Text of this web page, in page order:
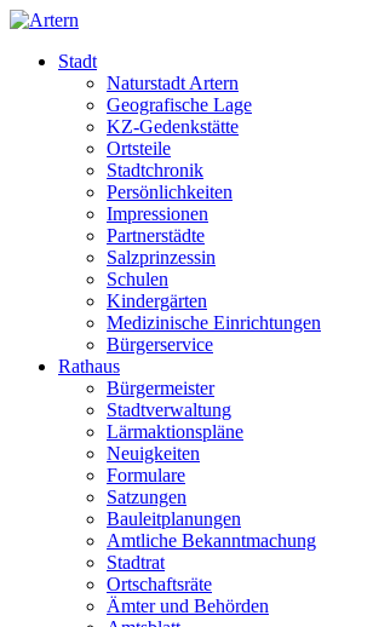
Stadt
Naturstadt Artern
Geografische Lage
KZ-Gedenkstätte
Ortsteile
Stadtchronik
Persönlichkeiten
Impressionen
Partnerstädte
Salzprinzessin
Schulen
Kindergärten
Medizinische Einrichtungen
Bürgerservice
Rathaus
Bürgermeister
Stadtverwaltung
Lärmaktionspläne
Neuigkeiten
Formulare
Satzungen
Bauleitplanungen
Amtliche Bekanntmachung
Stadtrat
Ortschaftsräte
Ämter und Behörden